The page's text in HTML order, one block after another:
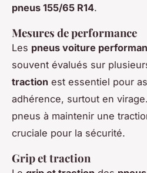
pneus 155/65 R14.
Mesures de performance
Les pneus voiture
souvent évalués sur
traction est essentiel pour
adhérence, surtout en
pneus à maintenir une
cruciale pour la sécurité.
Grip et traction